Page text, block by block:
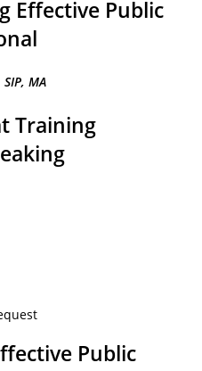
Effective Public
MA
Training
Public